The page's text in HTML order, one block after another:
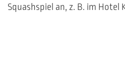
Squashspiel an, z. B. im Hotel